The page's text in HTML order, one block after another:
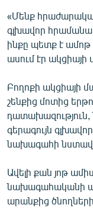
«Ազատության»
«Մենք
գլխավոր
ինքը պետք է ամոթ
ասում էր ակցիայի
Բողոքի ակցիայի
շենքից մոտից
գերագույն
նախագահի
Ավելի քան յոթ
նախագահականի
արանքից